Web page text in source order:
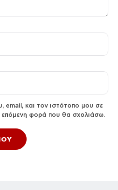
και τον ιστότοπο μου σε
επόμενη φορά που θα σχολιάσω.